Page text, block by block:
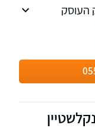
העוסק
פנסיה